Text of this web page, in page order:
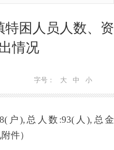
特困人员人数、资
情况
字号： 大 中 小
户), 总人数 :93(人), 总金
件）